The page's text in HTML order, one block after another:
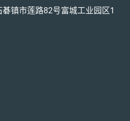
镇市莲路82号富城工业园区1